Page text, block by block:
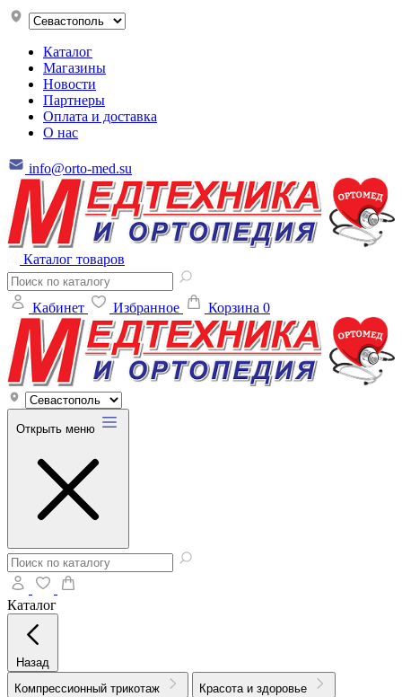
Каталог
Магазины
Новости
Партнеры
Оплата и доставка
О нас
info@orto-med.su
Каталог товаров
Кабинет Избранное Корзина 0
Открыть меню
Каталог
Назад
Компрессионный трикотаж
Красота и здоровье